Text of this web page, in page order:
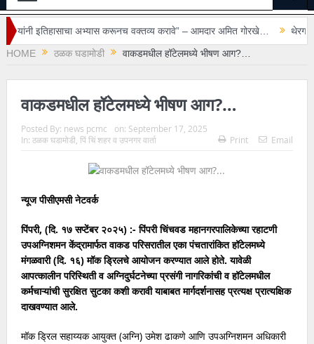
अभ्यास करूनच वक्तव्य करावे” – आमदार अमित गोरखे…
थेरगाव रुग्णालयातील सुरक्षा
HOME
ठळक घडामोडी वाकडमधील हॉटेलमध्ये भीषण आग?…
वाकडमधील हॉटेलमध्ये भीषण आग?…
Posted By: news pcmc on: September 17, 2025
In: ठळक घडामोडी, पिं चिं शहर व उपनगर वार्ता Print Email
न्यूज पीसीएमसी नेटवर्क
पिंपरी, (दि. १७ सप्टेंबर २०२५) :- पिंपरी चिंचवड महानगरपालिकेच्या रहाटणी
उपअग्निशमन केंद्रामार्फत वाकड परिसरातील एका पंचतारांकित हॉटेलमध्ये
मंगळवारी (दि. १६) मॉक ड्रिलचे आयोजन करण्यात आले होते. यावेळी
आपत्कालीन परिस्थिती व अग्निदुर्घटनेच्या प्रसंगी नागरिकांची व हॉटेलमधील
कर्मचाऱ्यांची सुरक्षित सुटका कशी करावी याबाबत मार्गदर्शनासह प्रत्यक्ष प्रात्यक्षिक
दाखवण्यात आले.
मॉक ड्रिल सहाय्यक आयुक्त (अग्नि) उमेश ढाकणे आणि उपअग्निशमन अधिकारी